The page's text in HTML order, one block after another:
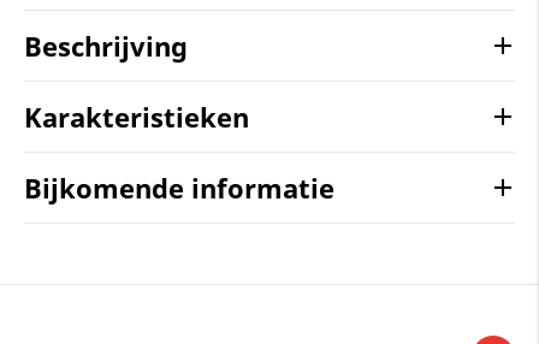
Beschrijving
Karakteristieken
Bijkomende informatie